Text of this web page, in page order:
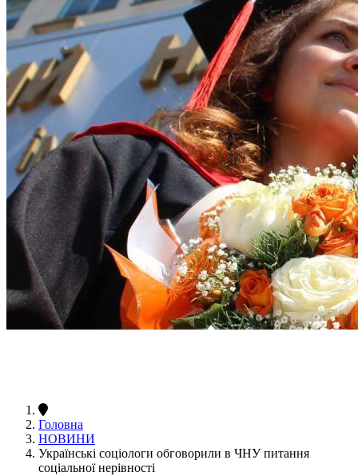
Головна
НОВИНИ
Українські соціологи обговорили в ЧНУ питання
соціальної нерівності